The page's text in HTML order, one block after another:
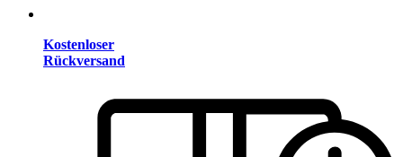
Kostenloser
Rückversand